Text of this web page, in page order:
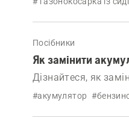
Посібники
Як замінити
Дізнайтеся, як
кілька простих
#акумулятор